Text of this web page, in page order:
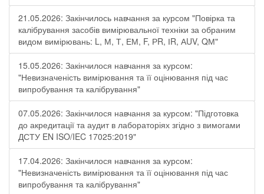
21.05.2026: Закінчилось навчання за курсом "Повірка та
калібрування засобів вимірювальної техніки за обраним
видом вимірювань: L, М, Т, ЕМ, F, РR, ІR, АUV, QМ"
15.05.2026: Закінчилося навчання за курсом:
"Невизначеність вимірювання та її оцінювання під час
випробування та калібрування"
07.05.2026: Закінчилося навчання за курсом: "Підготовка
до акредитації та аудит в лабораторіях згідно з вимогами
ДСТУ EN ISO/IEC 17025:2019"
17.04.2026: Закінчилося навчання за курсом:
"Невизначеність вимірювання та її оцінювання під час
випробування та калібрування"